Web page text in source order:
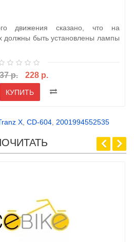
движения сказано, что на
должны быть установлены лампы
р. 228 р.
КУПИТЬ
X, CD-604, 2001994552535